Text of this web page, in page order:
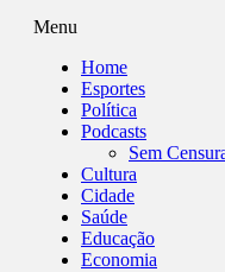
Menu
Home
Esportes
Política
Podcasts
Sem
Cultura
Cidade
Saúde
Educação
Economia